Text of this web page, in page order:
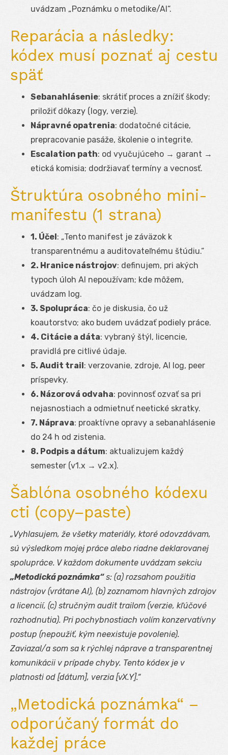
uvádzam „Poznámku o metodike/AI“.
Reparácia a následky:
kódex musí poznať aj cestu
späť
Sebanahlásenie: skrátiť proces a znížiť škody;
priložiť dôkazy (logy, verzie).
Nápravné opatrenia: dodatočné citácie,
prepracovanie pasáže, školenie o integrite.
Escalation path: od vyučujúceho → garant →
etická komisia; dodržiavať termíny a vecnosť.
Štruktúra osobného mini-
manifestu (1 strana)
1. Účel: „Tento manifest je záväzok k
transparentnému a auditovateľnému štúdiu.“
2. Hranice nástrojov: definujem, pri akých
typoch úloh AI nepoužívam; kde môžem,
uvádzam log.
3. Spolupráca: čo je diskusia, čo už
koautorstvo; ako budem uvádzať podiely práce.
4. Citácie a dáta: vybraný štýl, licencie,
pravidlá pre citlivé údaje.
5. Audit trail: verzovanie, zdroje, AI log, peer
príspevky.
6. Názorová odvaha: povinnosť ozvať sa pri
nejasnostiach a odmietnuť neetické skratky.
7. Náprava: proaktívne opravy a sebanahlásenie
do 24 h od zistenia.
8. Podpis a dátum: aktualizujem každý
semester (v1.x → v2.x).
Šablóna osobného kódexu
cti (copy–paste)
„Vyhlasujem, že všetky materiály, ktoré odovzdávam,
sú výsledkom mojej práce alebo riadne deklarovanej
spolupráce. V každom dokumente uvádzam sekciu
„Metodická poznámka“s: (a) rozsahom použitia
nástrojov (vrátane AI), (b) zoznamom hlavných zdrojov
a licencií, (c) stručným audit trailom (verzie, kľúčové
rozhodnutia). Pri pochybnostiach volím konzervatívny
postup (nepoužiť, kým neexistuje povolenie).
Zaviazal/a som sa k rýchlej náprave a transparentnej
komunikácii v prípade chyby. Tento kódex je v
platnosti od [dátum], verzia [vX.Y].“
„Metodická poznámka“ –
odporúčaný formát do
každej práce